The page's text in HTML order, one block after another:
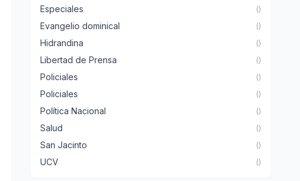
Especiales ()
Evangelio dominical ()
Hidrandina ()
Libertad de Prensa ()
Policiales ()
Policiales ()
Política Nacional ()
Salud ()
San Jacinto ()
UCV ()